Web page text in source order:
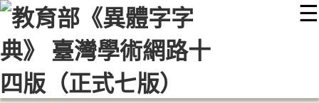
☰
::: 最新消息 常見問題 編輯說明
顯示模式
網站導覽